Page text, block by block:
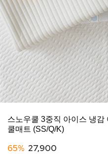
스노우쿨 3중직 아이스 냉감
쿨매트 (SS/Q/K)
65% 27,900